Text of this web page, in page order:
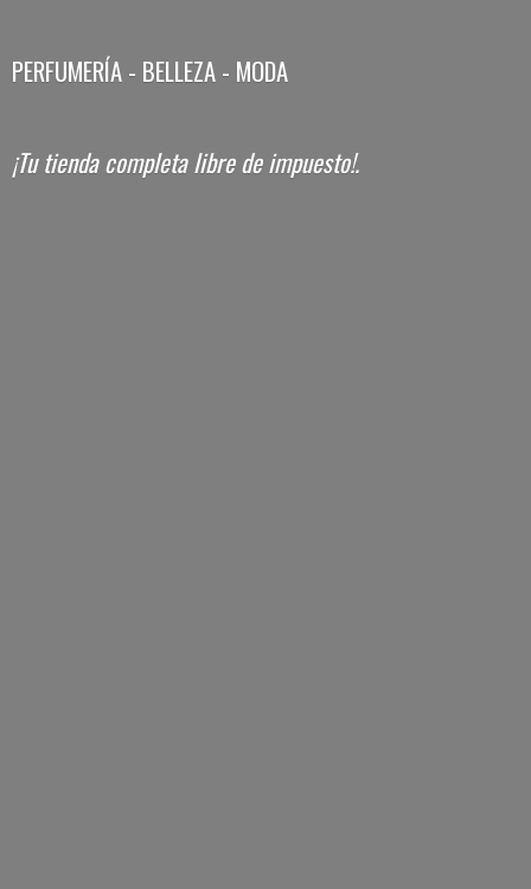
PERFUMERÍA - BELLEZA - MODA
¡Tu tienda completa librede impuesto!.